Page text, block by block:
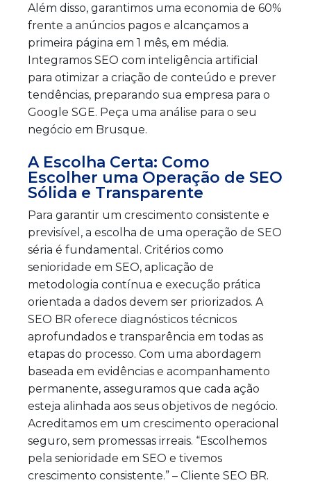
Além disso, garantimos uma economia de 60%
frente a anúncios pagos e alcançamos a
primeira página em 1 mês, em média.
Integramos SEO com inteligência artificial
para otimizar a criação de conteúdo e prever
tendências, preparando sua empresa para o
Google SGE. Peça uma análise para o seu
negócio em Brusque.
A Escolha Certa: Como
Escolher uma Operação de SEO
Sólida e Transparente
Para garantir um crescimento consistente e
previsível, a escolha de uma operação de SEO
séria é fundamental. Critérios como
senioridade em SEO, aplicação de
metodologia contínua e execução prática
orientada a dados devem ser priorizados. A
SEO BR oferece diagnósticos técnicos
aprofundados e transparência em todas as
etapas do processo. Com uma abordagem
baseada em evidências e acompanhamento
permanente, asseguramos que cada ação
esteja alinhada aos seus objetivos de negócio.
Acreditamos em um crescimento operacional
seguro, sem promessas irreais. “Escolhemos
pela senioridade em SEO e tivemos
crescimento consistente.” – Cliente SEO BR.